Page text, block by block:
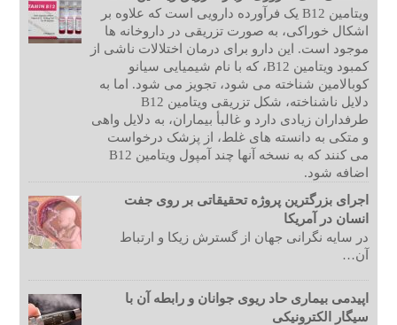
ویتامین B12 یک فرآورده دارویی است که علاوه بر
اشکال خوراکی، به صورت تزریقی در داروخانه ها
موجود است. این دارو برای درمان اختلالات ناشی از
کمبود ویتامین B12، که با نام شیمیایی سیانو
کوبالامین شناخته می شود، تجویز می شود. اما به
دلایل ناشناخته، شکل تزریقی ویتامین B12
طرفداران زیادی دارد و غالبأ بیماران، به دلایل واهی
و متکی به دانسته های غلط، از پزشک درخواست
می کنند که به نسخه آنها چند آمپول ویتامین B12
اضافه شود.
اجرای بزرگترین پروژه تحقیقاتی بر روی جفت
انسان در آمریکا
در سایه نگرانی جهان از گسترش زیکا و ارتباط
آن…
اپیدمی بیماری حاد ریوی جوانان و رابطه آن با
سیگار الکترونیکی